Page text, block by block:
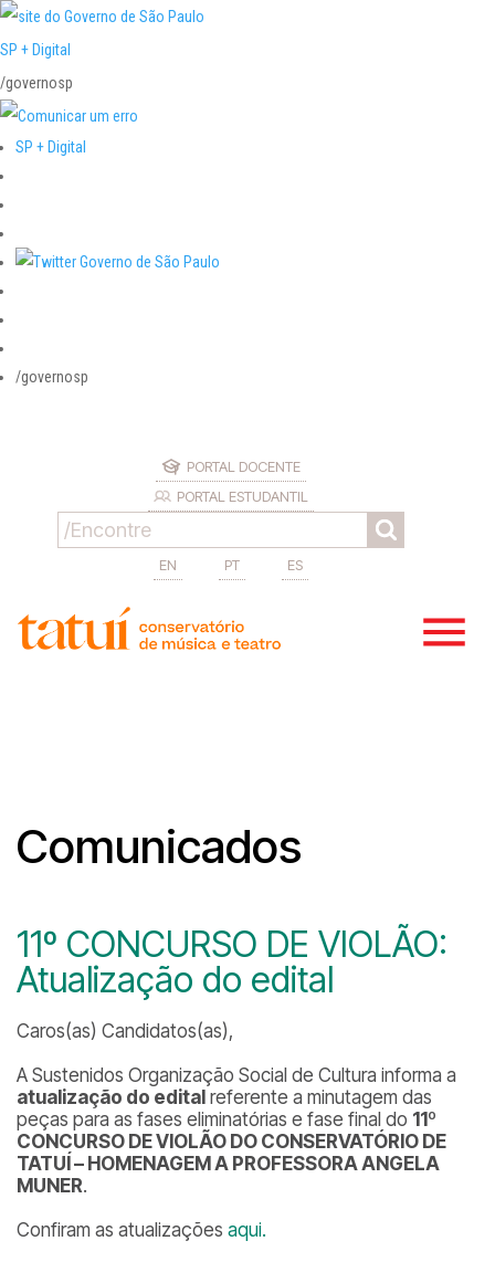
SP + Digital
/governosp
SP + Digital
/governosp
PORTAL DOCENTE
PORTAL ESTUDANTIL
EN PT ES
Comunicados
11º CONCURSO DE VIOLÃO:
Atualização do edital
Caros(as) Candidatos(as),
A Sustenidos Organização Social de Cultura informa a
atualização do edital referente a minutagem das
peças para as fases eliminatórias e fase final do 11º
CONCURSO DE VIOLÃO DO CONSERVATÓRIO DE
TATUÍ – HOMENAGEM A PROFESSORA ANGELA
MUNER.
Confiram as atualizações aqui.